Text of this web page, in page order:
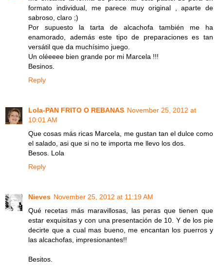
formato individual, me parece muy original , aparte de
sabroso, claro ;)
Por supuesto la tarta de alcachofa también me ha
enamorado, además este tipo de preparaciones es tan
versátil que da muchísimo juego.
Un oléeeee bien grande por mi Marcela !!!
Besinos.
Reply
Lola-PAN FRITO O REBANAS November 25, 2012 at
10:01 AM
Que cosas más ricas Marcela, me gustan tan el dulce como
el salado, asi que si no te importa me llevo los dos.
Besos. Lola
Reply
Nieves November 25, 2012 at 11:19 AM
Qué recetas más maravillosas, las peras que tienen que
estar exquisitas y con una presentación de 10. Y de los pie
decirte que a cual mas bueno, me encantan los puerros y
las alcachofas, impresionantes!!
Besitos.